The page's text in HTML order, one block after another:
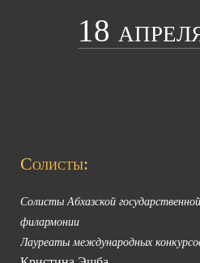
18
Солисты:
Солисты Абхазской государственной
филармонии
Лауреаты международных